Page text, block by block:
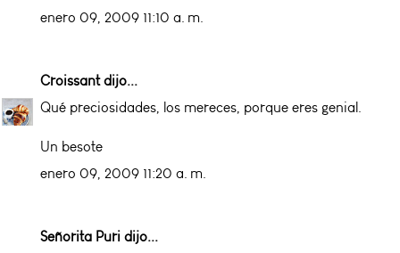
enero 09, 2009 11:10 a. m.
Croissantdijo...
Qué preciosidades, los mereces, porque eres genial.
Un besote
enero 09, 2009 11:20 a. m.
Señorita Puri dijo...